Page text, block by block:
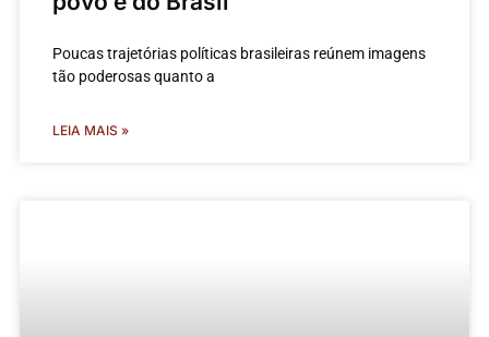
Poucas trajetórias políticas brasileiras reúnem imagens
tão poderosas quanto a
LEIA MAIS »